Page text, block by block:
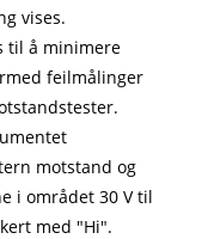
vises.
til å minimere
feilmålinger
motstand og
i området 30 V til
med "Hi".